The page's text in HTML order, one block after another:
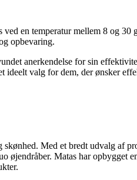
en temperatur mellem 8 og
opbevaring.
anerkendelse for sin
ideelt valg for dem, der ønsker
Med et bredt udvalg af
Matas har